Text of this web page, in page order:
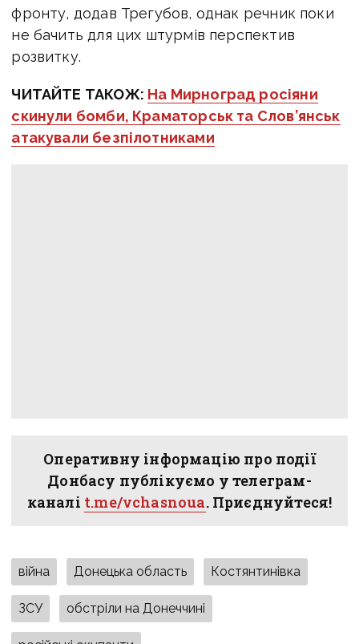
фронту, додав Трегубов, однак речник поки
не бачить для цих штурмів перспектив
розвитку.
ЧИТАЙТЕ ТАКОЖ: На Мирноград росіяни
скинули бомби, Краматорськ та Слов’янськ
атакували безпілотниками
Оперативну інформацію про події
Донбасу публікуємо у телеграм-
каналі t.me/vchasnoua. Приєднуйтеся!
війна Донецька область Костянтинівка
ЗСУ обстріли на Донеччині